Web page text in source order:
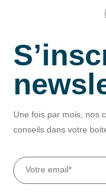
Une fois par mois, nos
conseils dans votre